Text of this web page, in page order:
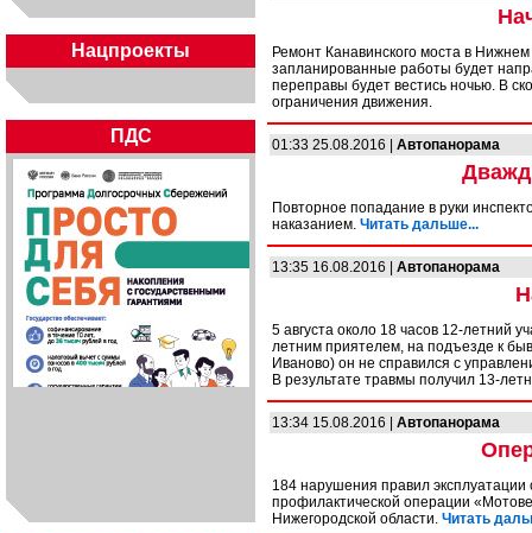
Нацпроекты
ПДС
Ремонт Канавинского моста в
запланированные работы будет
переправы будет вестись ночью. В
ограничения движения.
01:33 25.08.2016 | Автопанорама
Повторное попадание в руки
наказанием. Читать дальше...
13:35 16.08.2016 | Автопанорама
5 августа около 18 часов 12-летний
летним приятелем, на подъезде к
Иваново) он не справился с
В результате травмы получил 13-
13:34 15.08.2016 | Автопанорама
184 нарушения правил
профилактической операции
Нижегородской области. Читать